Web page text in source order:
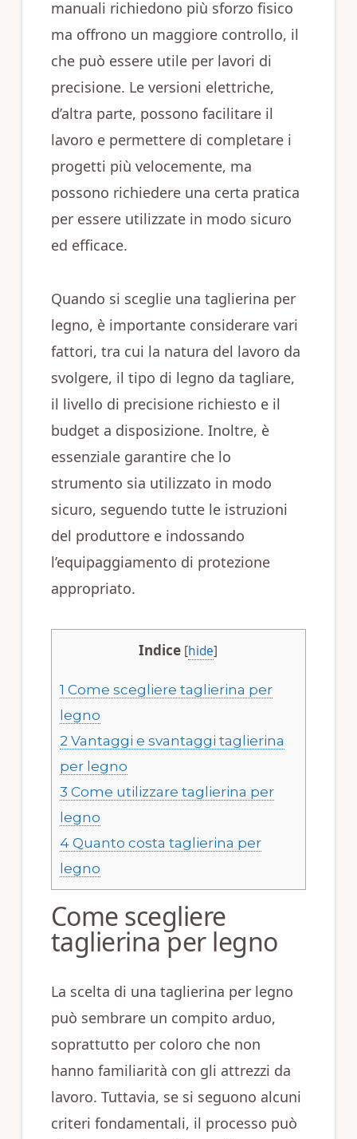
manuali richiedono più sforzo fisico
ma offrono un maggiore controllo, il
che può essere utile per lavori di
precisione. Le versioni elettriche,
d’altra parte, possono facilitare il
lavoro e permettere di completare i
progetti più velocemente, ma
possono richiedere una certa pratica
per essere utilizzate in modo sicuro
ed efficace.
Quando si sceglie una taglierina per
legno, è importante considerare vari
fattori, tra cui la natura del lavoro da
svolgere, il tipo di legno da tagliare,
il livello di precisione richiesto e il
budget a disposizione. Inoltre, è
essenziale garantire che lo
strumento sia utilizzato in modo
sicuro, seguendo tutte le istruzioni
del produttore e indossando
l’equipaggiamento di protezione
appropriato.
Indice [hide]
1 Come scegliere taglierina per
legno
2 Vantaggi e svantaggi taglierina
per legno
3 Come utilizzare taglierina per
legno
4Quanto costa taglierina per
legno
Come scegliere
taglierina per legno
La scelta di una taglierina per legno
può sembrare un compito arduo,
soprattutto per coloro che non
hanno familiarità con gli attrezzi da
lavoro. Tuttavia, se si seguono alcuni
criteri fondamentali, il processo può